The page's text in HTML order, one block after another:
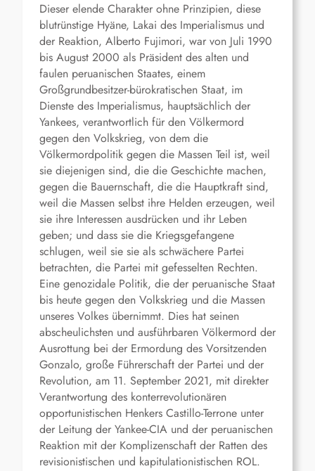
Dieser elende Charakter ohne Prinzipien, diese
blutrünstige Hyäne, Lakai des Imperialismus und
der Reaktion, Alberto Fujimori, war von Juli 1990
bis August 2000 als Präsident des alten und
faulen peruanischen Staates, einem
Großgrundbesitzer-bürokratischen Staat, im
Dienste des Imperialismus, hauptsächlich der
Yankees, verantwortlich für den Völkermord
gegen den Volkskrieg, von dem die
Völkermordpolitik gegen die Massen Teil ist, weil
sie diejenigen sind, die die Geschichte machen,
gegen die Bauernschaft, die die Hauptkraft sind,
weil die Massen selbst ihre Helden erzeugen, weil
sie ihre Interessen ausdrücken und ihr Leben
geben; und dass sie die Kriegsgefangene
schlugen, weil sie sie als schwächere Partei
betrachten, die Partei mit gefesselten Rechten.
Eine genozidale Politik, die der peruanische Staat
bis heute gegen den Volkskrieg und die Massen
unseres Volkes übernimmt. Dies hat seinen
abscheulichsten und ausführbaren Völkermord der
Ausrottung bei der Ermordung des Vorsitzenden
Gonzalo, große Führerschaft der Partei und der
Revolution, am 11. September 2021, mit direkter
Verantwortung des konterrevolutionären
opportunistischen Henkers Castillo-Terrone unter
der Leitung der Yankee-CIA und der peruanischen
Reaktion mit der Komplizenschaft der Ratten des
revisionistischen und kapitulationistischen ROL.